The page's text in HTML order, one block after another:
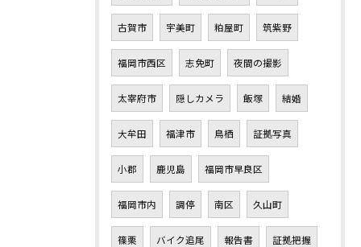
古賀市 宇美町 粕屋町 筑紫野
福岡市西区 志免町 夜間の撮影
太宰府市 隠しカメラ 飯塚 結婚
大牟田 福津市 鳥栖 証拠写真
小郡 鹿児島 福岡市早良区
福岡市内 調停 南区 久山町
篠栗 バイク追尾 報告書 証拠把握